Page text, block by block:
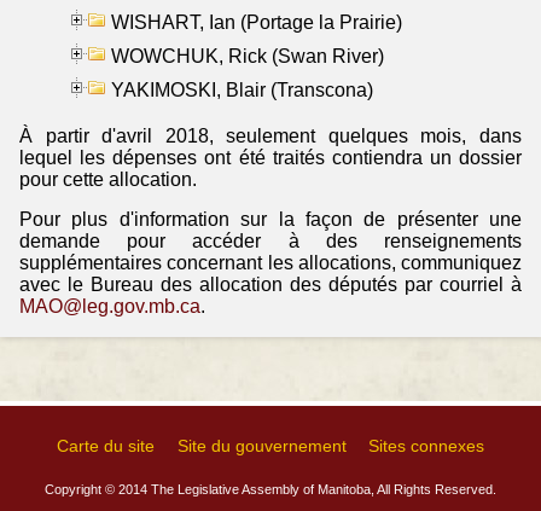
WISHART, Ian (Portage la Prairie)
WOWCHUK, Rick (Swan River)
YAKIMOSKI, Blair (Transcona)
À partir d'avril 2018, seulement quelques mois, dans
lequel les dépenses ont été traités contiendra un dossier
pour cette allocation.
Pour plus d'information sur la façon de présenter une
demande pour accéder à des renseignements
supplémentaires concernant les allocations, communiquez
avec le Bureau des allocation des députés par courriel à
MAO@leg.gov.mb.ca.
Carte du site Site du gouvernement Sites connexes
Copyright © 2014 The Legislative Assembly of Manitoba, All Rights Reserved.